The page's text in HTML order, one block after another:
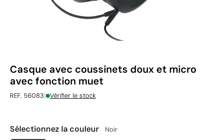
Casque avec coussinets doux et micro
avec fonction muet
REF. 56083| Vérifier le stock
Sélectionnez la couleur Noir